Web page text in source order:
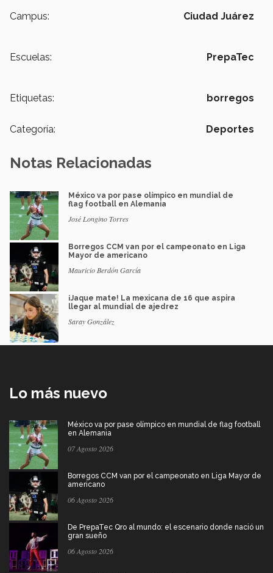
Campus: Ciudad Juárez
Escuelas: PrepaTec
Etiquetas: borregos
Categoría: Deportes
Notas Relacionadas
México va por pase olímpico en mundial de
flag football en Alemania
José Longino Torres
Borregos CCM van por el campeonato en Liga
Mayor de americano
Mauricio Berdón García
¡Jaque mate! La mexicana de 16 que aspira
llegar al mundial de ajedrez
Saray González
Lo más nuevo
México va por pase olímpico en mundial de flag football
en Alemania
07 Agosto 2026
Borregos CCM van por el campeonato en Liga Mayor de
americano
06 Agosto 2026
De PrepaTec Qro al mundo: el escenario donde nació un
gran sueño
06 Agosto 2026